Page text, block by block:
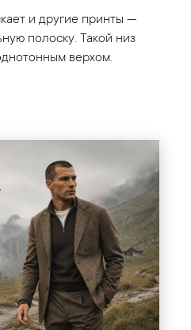
и другие принты —
полоску. Такой низ
верхом.